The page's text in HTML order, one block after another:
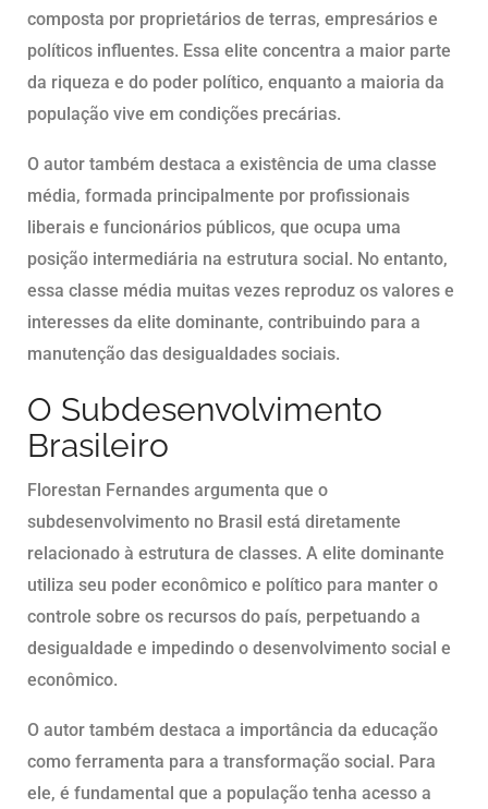
composta por proprietários de terras, empresários e
políticos influentes. Essa elite concentra a maior parte
da riqueza e do poder político, enquanto a maioria da
população vive em condições precárias.
O autor também destaca a existência de uma classe
média, formada principalmente por profissionais
liberais e funcionários públicos, que ocupa uma
posição intermediária na estrutura social. No entanto,
essa classe média muitas vezes reproduz os valores e
interesses da elite dominante, contribuindo para a
manutenção das desigualdades sociais.
O Subdesenvolvimento
Brasileiro
Florestan Fernandes argumenta que o
subdesenvolvimento no Brasil está diretamente
relacionado à estrutura de classes. A elite dominante
utiliza seu poder econômico e político para manter o
controle sobre os recursos do país, perpetuando a
desigualdade e impedindo o desenvolvimento social e
econômico.
O autor também destaca a importância da educação
como ferramenta para a transformação social. Para
ele, é fundamental que a população tenha acesso a